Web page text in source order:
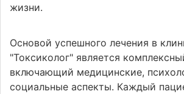
жизни.
Основой успешного лечения в
"Токсиколог" является
включающий медицинские,
социальные аспекты. Каждый